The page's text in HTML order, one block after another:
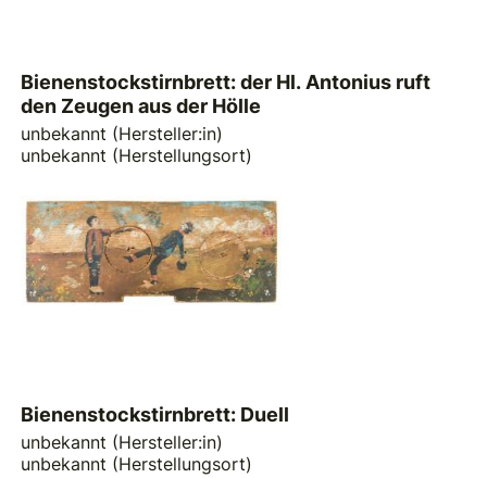
Bienenstockstirnbrett: der Hl. Antonius ruft
den Zeugen aus der Hölle
unbekannt (Hersteller:in)
unbekannt (Herstellungsort)
Bienenstockstirnbrett: Duell
unbekannt (Hersteller:in)
unbekannt (Herstellungsort)